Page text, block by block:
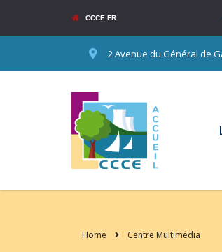
CCCE.FR
2 Avenue du Général de
Home Centre Multimédia